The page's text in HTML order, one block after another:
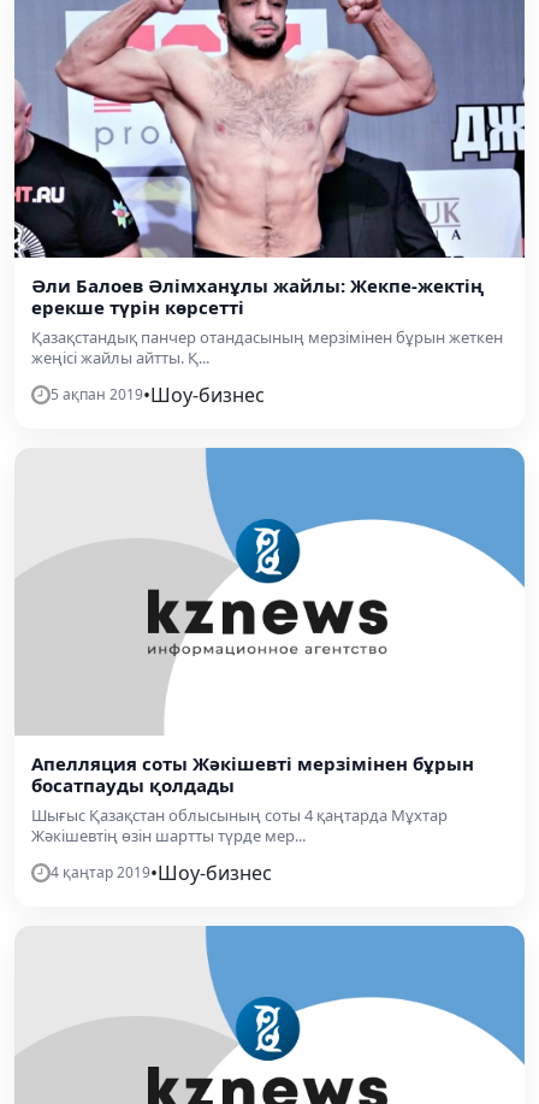
Әли Балоев Әлімханұлы жайлы: Жекпе-жектің
ерекше түрін көрсетті
Қазақстандық панчер отандасының мерзімінен бұрын жеткен
жеңісі жайлы айтты. Қ...
5 ақпан 2019•Шоу-бизнес
Апелляция соты Жәкішевті мерзімінен бұрын
босатпауды қолдады
Шығыс Қазақстан облысының соты 4 қаңтарда Мұхтар
Жәкішевтің өзін шартты түрде мер...
4 қаңтар 2019•Шоу-бизнес